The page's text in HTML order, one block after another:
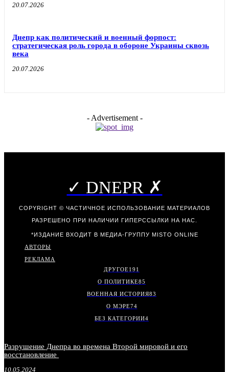
20.07.2026
Днепр как политический и военный форпост:
стратегическая роль города в обороне Украины сквозь
века
20.07.2026
- Advertisement -
✓ DNEPR ✗
COPYRIGHT © ЧАСТИЧНОЕ ИСПОЛЬЗОВАНИЕ МАТЕРИАЛОВ
РАЗРЕШЕНО ПРИ НАЛИЧИИ ГИПЕРССЫЛКИ НА НАС.
*ИЗДАНИЕ ВХОДИТ В МЕДИА-ГРУППУ MISTO ONLINE
АВТОРЫ
РЕКЛАМА
ДРУГОЕ191
О ПОЛИТИКЕ85
ВОЕННАЯ ИСТОРИЯ83
О МЭРЕ74
БЕЗ КАТЕГОРИИ4
Разрушение Днепра во времена Второй мировой и его
восстановление
10.05.2024